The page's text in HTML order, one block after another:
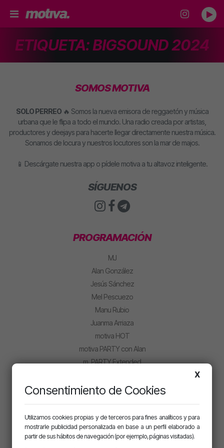
ETIQUETA:BIGSOUND 2024
SOMOS MOTIVA
SOLO PERREO🔥 Somos la nueva emisora de reggaetón y música
urbana que le flipa a todo el mundo. Una radio creada por artistas,
productores y deejays para hacerte llegar directamente nuestra música.
Sonamos de locura y nuestros locutores son la mar de majos.
📱 Descárgate nuestra app o pídele motiva a tu altavoz inteligente.
SÍGUENOS
PROGRAMACIÓN
MJ
Alan González
Jesús Sánchez
Mel Pescuezo
Manu Rubio
Juanma Arriaza
motiva HOT
motiva PARTY con Alan
m. PARTY Extended
Regístrate
X
Consentimiento de Cookies
Utilizamos cookies propias y de terceros para fines analíticos y para
mostrarle publicidad personalizada en base a un perfil elaborado a
partir de sus hábitos de navegación (por ejemplo, páginas visitadas).